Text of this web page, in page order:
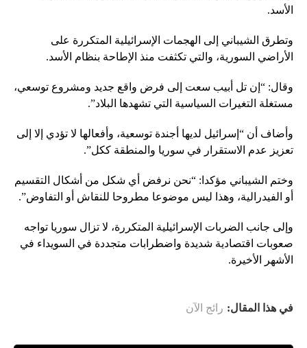
الأسد.
وتطرق الشيباني إلى الهجمات الإسرائيلية المتكررة على
الأراضي السورية، والتي تكثفت منذ الإطاحة بنظام الأسد.
وقال: “إن تل أبيب سعت إلى فرض واقع جديد ومشروع توسعي،
مستغلة التغيرات السياسية التي تشهدها البلاد”.
وأضاف أن “إسرائيل لديها أجندة توسعية، وأفعالها لا تؤدي إلا إلى
تعزيز عدم الاستقرار في سوريا والمنطقة ككل”.
وختم الشيباني مؤكدا: “نحن نرفض أي شكل من أشكال التقسيم
أو الفيدرالية، وهذا ليس موضوعا مطروحا للنقاش أو التفاوض”.
وإلى جانب الضربات الإسرائيلية المتكررة، لا تزال سوريا تواجه
صعوبات اقتصادية شديدة واضطرابات متجددة في السويداء في
الأشهر الأخيرة.
في هذا المقال: رائج الآن